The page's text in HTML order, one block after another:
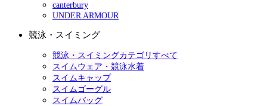
canterbury
UNDER ARMOUR
競泳・スイミング
競泳・スイミングカテゴリすべて
スイムウェア・競泳水着
スイムキャップ
スイムゴーグル
スイムバッグ